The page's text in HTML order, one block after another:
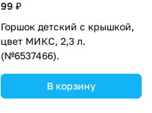
99 ₽
Горшок детский с крышкой,
цвет МИКС, 2,3 л.
(№6537466).
В корзину